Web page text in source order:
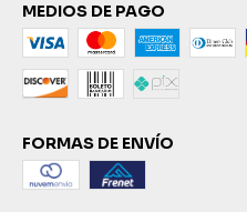
MEDIOS DE PAGO
FORMAS DE ENVÍO